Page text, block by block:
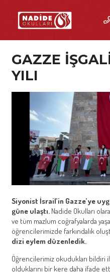
GAZZE
YILI
Siyonist İsrail’in Gazze’ye
güne ulaştı.Nadide Okulları
ve tüm mazlum coğrafyalarda
öğrencilerimizde farkındalık
dizi eylem düzenledik.
Öğrencilerimiz okudukları bildiri
olduklarını bir kere daha ifade